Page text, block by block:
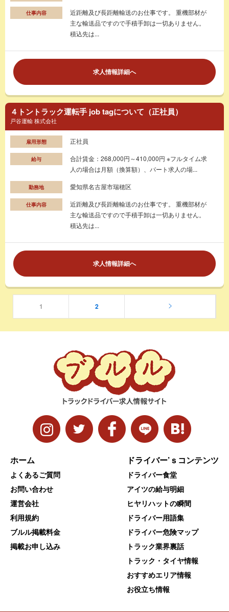
仕事内容
近距離及び長距離輸送のお仕事です。 重機部材が
主な輸送品ですので手積手卸は一切ありません。
積込先は...
求人情報詳細へ
４トントラック運転手 job tagについて（正社員）
戸谷運輸 株式会社
雇用形態 正社員
給与
合計賃金：268,000円～410,000円 ※フルタイム求
人の場合は月額（換算額）、パート求人の場...
勤務地 愛知県名古屋市瑞穂区
仕事内容
近距離及び長距離輸送のお仕事です。 重機部材が
主な輸送品ですので手積手卸は一切ありません。
積込先は...
求人情報詳細へ
1 2
ホーム
よくあるご質問
お問い合わせ
運営会社
利用規約
ブルル掲載料金
掲載お申し込み
ドライバー’ｓコンテンツ
ドライバー食堂
アイツの給与明細
ヒヤリハットの瞬間
ドライバー用語集
ドライバー危険マップ
トラック業界裏話
トラック・タイヤ情報
おすすめエリア情報
お役立ち情報